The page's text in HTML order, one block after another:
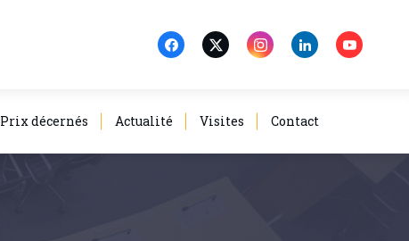
Prix décernés Actualité Visites Contact